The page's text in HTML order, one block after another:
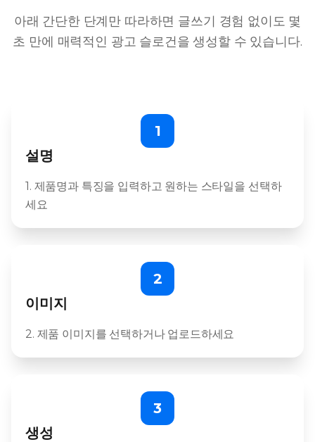
아래 간단한 단계만 따라하면 글쓰기 경험 없이도 몇
초 만에 매력적인 광고 슬로건을 생성할 수 있습니다.
1
설명
1. 제품명과 특징을 입력하고 원하는 스타일을 선택하
세요
2
이미지
2. 제품 이미지를 선택하거나 업로드하세요
3
생성